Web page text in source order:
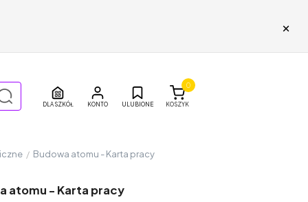
×
DLA SZKÓŁ ULUBIONE KOSZYK
0
/ Budowa atomu - Karta pracy
atomu - Karta pracy